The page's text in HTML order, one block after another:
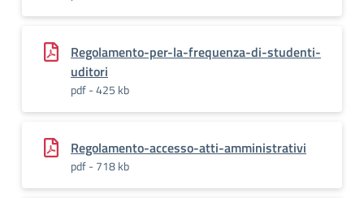
Regolamento-per-la-frequenza-di-studenti-
uditori
pdf - 425 kb
Regolamento-accesso-atti-amministrativi
pdf - 718 kb